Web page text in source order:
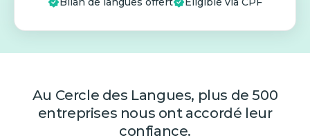
Au Cercle des Langues, plus de 500
entreprises nous ont accordé leur
confiance.